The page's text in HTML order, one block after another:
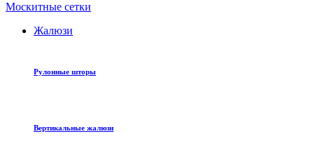
Москитные сетки
Жалюзи
Рулонные шторы
Вертикальные жалюзи